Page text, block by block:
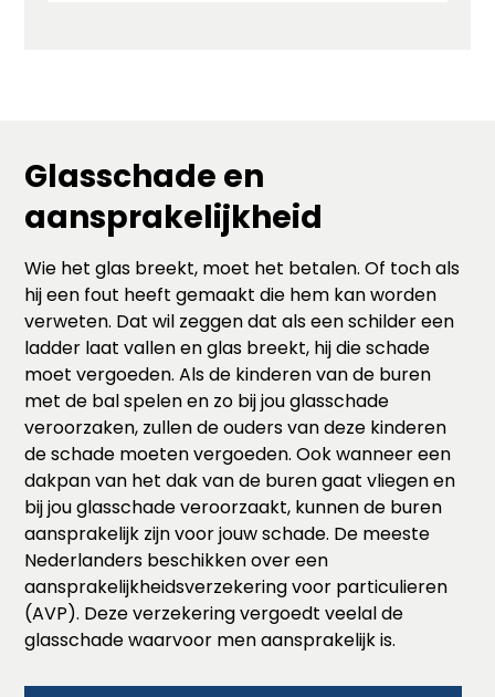
Glasschade en
aansprakelijkheid
Wie het glas breekt, moet het betalen. Of toch als
hij een fout heeft gemaakt die hem kan worden
verweten. Dat wil zeggen dat als een schilder een
ladder laat vallen en glas breekt, hij die schade
moet vergoeden. Als de kinderen van de buren
met de bal spelen en zo bij jou glasschade
veroorzaken, zullen de ouders van deze kinderen
de schade moeten vergoeden. Ook wanneer een
dakpan van het dak van de buren gaat vliegen en
bij jou glasschade veroorzaakt, kunnen de buren
aansprakelijk zijn voor jouw schade. De meeste
Nederlanders beschikken over een
aansprakelijkheidsverzekering voor particulieren
(AVP). Deze verzekering vergoedt veelal de
glasschade waarvoor men aansprakelijk is.